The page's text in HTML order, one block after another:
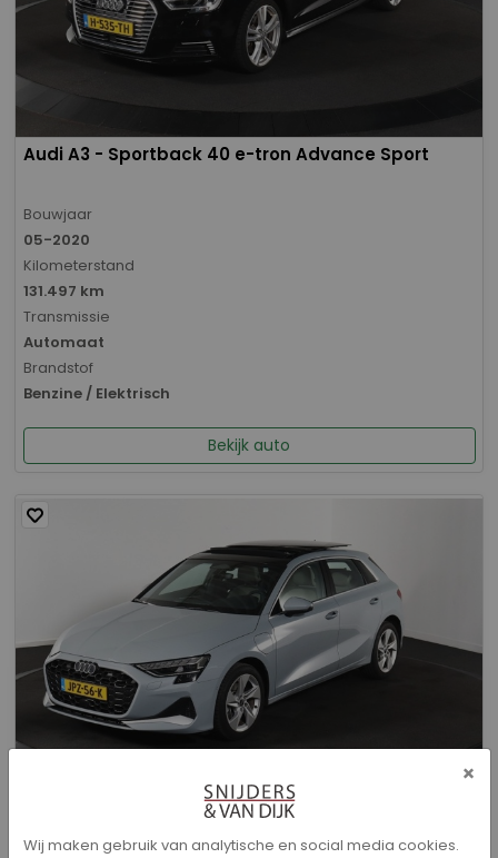
Audi A3 - Sportback 40 e-tron Advance Sport
Bouwjaar
05-2020
Kilometerstand
131.497 km
Transmissie
Automaat
Brandstof
Benzine / Elektrisch
Bekijk auto
Audi A3 - Sportback 40 TFSI e Advanced edition
×
Wij maken gebruik van analytische en social media cookies.